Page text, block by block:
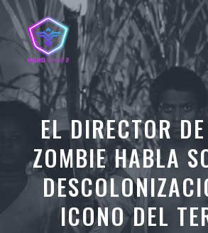
Saltar
contenido
EL DIRECTOR
ZOMBIE HABLA
ICONO DEL